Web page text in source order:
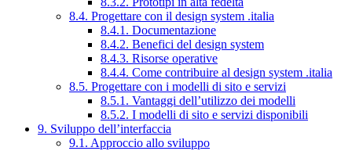
8.4. Progettare con il design system .italia
8.4.1. Documentazione
8.4.2. Benefici del design system
8.4.3. Risorse operative
8.4.4. Come contribuire al design system .italia
8.5. Progettare con i modelli di sito e servizi
8.5.1. Vantaggi dell’utilizzo dei modelli
8.5.2. I modelli di sito e servizi disponibili
9. Sviluppo dell’interfaccia
9.1. Approccio allo sviluppo